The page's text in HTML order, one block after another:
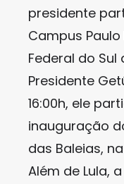
presidente
Campus
Federal do Sul
Presidente
16:00h, ele
inauguração
das Baleias,
Além de Lula,